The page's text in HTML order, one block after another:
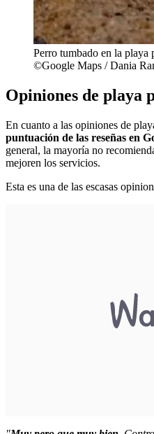
Perro tumbado en la playa
©Google Maps / Dania
Opiniones de playa
En cuanto a las opiniones de
puntuación de las reseñas en
general, la mayoría no
mejoren los servicios.
Esta es una de las escasas